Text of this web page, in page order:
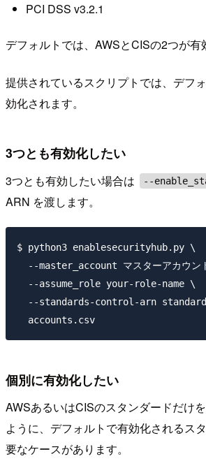
PCI DSS v3.2.1
デフォルトでは、AWSとCISの2つが有
提供されているスクリプトでは、デフ
効化されます。
3つとも有効化したい
3つとも有効したい場合は --
ARN を渡します。
$ python3 enablesecurityhub.py \
--master_account マスターアカウン
  --assume_role your-role-name \
--standards-control-arn
個別に有効化したい
AWSあるいはCISのスタンダードだけ
ように、デフォルトで有効化されるス
要なケースがあります。